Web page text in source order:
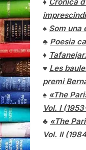
♠ Som una
♣ Poesia
♦
♥ Les
premi
♠ «The
Vol. I
♣ «The
Vol. II